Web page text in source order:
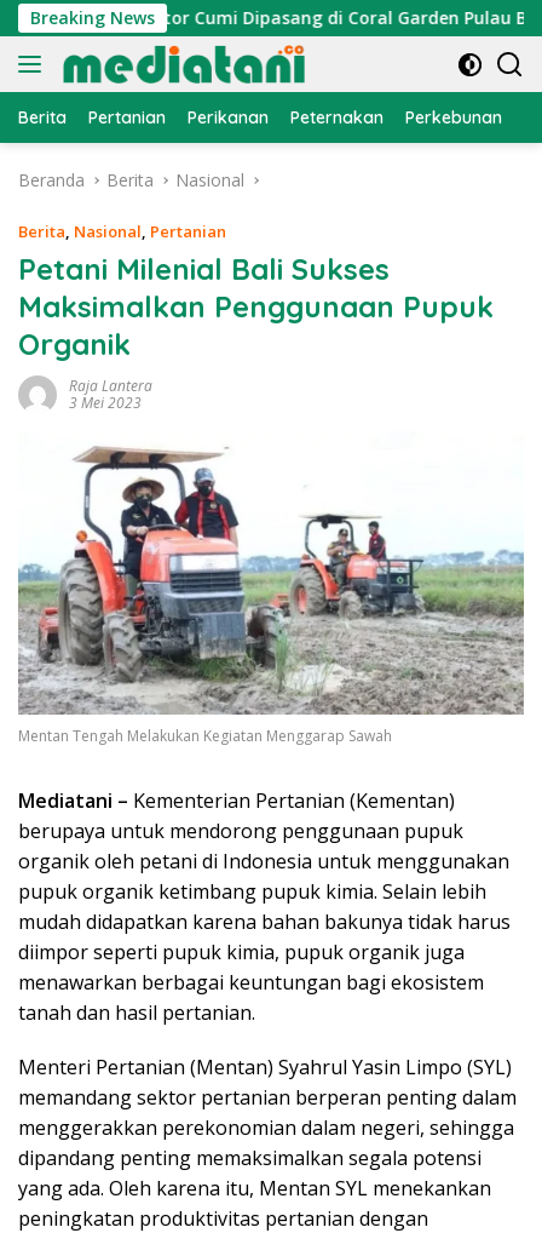
Langsung
ke
konten
Breaking News
Atraktor Cumi Dipasang di Coral Garden Pulau Barrang
Berita Pertanian Perikanan Peternakan Perkebunan
Beranda Berita Nasional
Berita, Nasional, Pertanian
Petani Milenial Bali Sukses
Maksimalkan Penggunaan Pupuk
Organik
Raja Lantera
3 Mei 2023
Mentan Tengah Melakukan Kegiatan Menggarap Sawah
Mediatani – Kementerian Pertanian (Kementan)
berupaya untuk mendorong penggunaan pupuk
organik oleh petani di Indonesia untuk menggunakan
pupuk organik ketimbang pupuk kimia. Selain lebih
mudah didapatkan karena bahan bakunya tidak harus
diimpor seperti pupuk kimia, pupuk organik juga
menawarkan berbagai keuntungan bagi ekosistem
tanah dan hasil pertanian.
Menteri Pertanian (Mentan) Syahrul Yasin Limpo (SYL)
memandang sektor pertanian berperan penting dalam
menggerakkan perekonomian dalam negeri, sehingga
dipandang penting memaksimalkan segala potensi
yang ada. Oleh karena itu, Mentan SYL menekankan
peningkatan produktivitas pertanian dengan